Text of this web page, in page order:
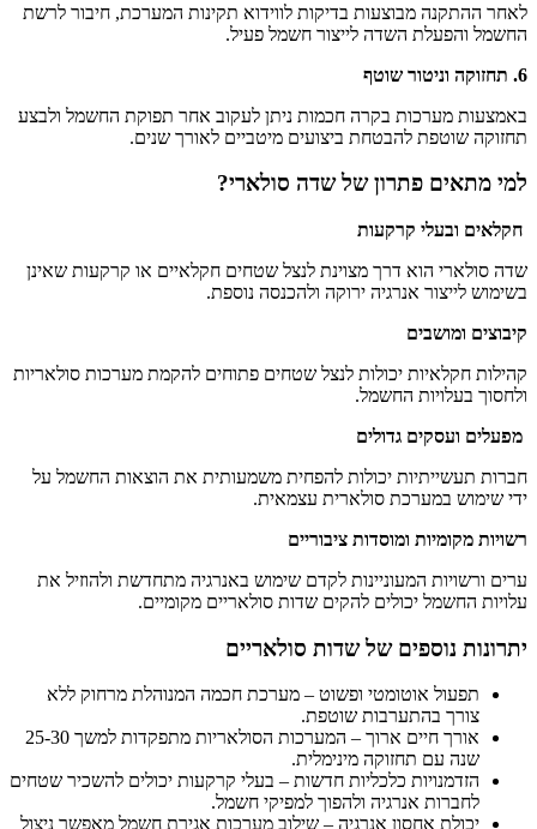
לאחר ההתקנה מבוצעות בדיקות לווידוא תקינות המערכת, חיבור לרשת
החשמל והפעלת השדה לייצור חשמל פעיל.
6. תחזוקה וניטור שוטף
באמצעות מערכות בקרה חכמות ניתן לעקוב אחר תפוקת החשמל ולבצע
תחזוקה שוטפת להבטחת ביצועים מיטביים לאורך שנים.
למי מתאים פתרון של שדה סולארי?
חקלאים ובעלי קרקעות
שדה סולארי הוא דרך מצוינת לנצל שטחים חקלאיים או קרקעות שאינן
בשימוש לייצור אנרגיה ירוקה ולהכנסה נוספת.
קיבוצים ומושבים
קהילות חקלאיות יכולות לנצל שטחים פתוחים להקמת מערכות סולאריות
ולחסוך בעלויות החשמל.
מפעלים ועסקים גדולים
חברות תעשייתיות יכולות להפחית משמעותית את הוצאות החשמל על
ידי שימוש במערכת סולארית עצמאית.
רשויות מקומיות ומוסדות ציבוריים
ערים ורשויות המעוניינות לקדם שימוש באנרגיה מתחדשת ולהוזיל את
עלויות החשמל יכולים להקים שדות סולאריים מקומיים.
יתרונות נוספים של שדות סולאריים
תפעול אוטומטי ופשוט – מערכת חכמה המנוהלת מרחוק ללא
צורך בהתערבות שוטפת.
אורך חיים ארוך – המערכות הסולאריות מתפקדות למשך 25-30
שנה עם תחזוקה מינימלית.
הזדמנויות כלכליות חדשות – בעלי קרקעות יכולים להשכיר שטחים
לחברות אנרגיה ולהפוך למפיקי חשמל.
יכולת אחסון אנרגיה – שילוב מערכות אגירת חשמל מאפשר ניצול